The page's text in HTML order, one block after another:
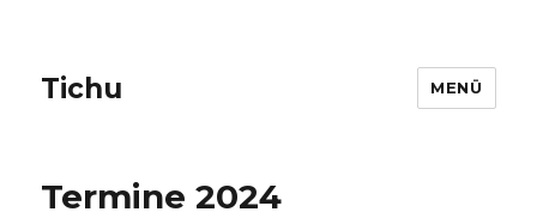
Tichu MENÜ
Termine 2024